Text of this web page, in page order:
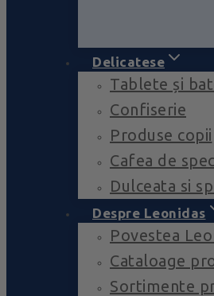
Delicatese
Tablete și
Confiserie
Produse copii
Cafea de
Dulceata si
Despre Leonidas
Povestea
Cataloage
Sortimente